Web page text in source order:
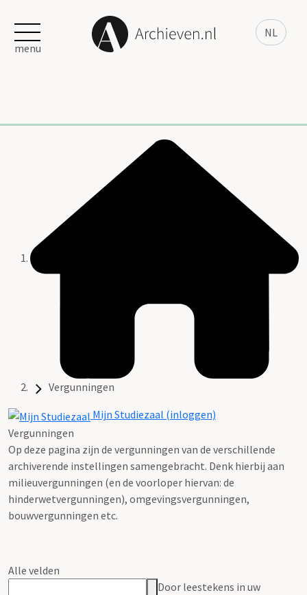
NL
menu
Vergunningen
Mijn Studiezaal (inloggen)
Vergunningen
Op deze pagina zijn de vergunningen van de verschillende
archiverende instellingen samengebracht. Denk hierbij aan
milieuvergunningen (en de voorloper hiervan: de
hinderwetvergunningen), omgevingsvergunningen,
bouwvergunningen etc.
Alle velden
Door leestekens in uw